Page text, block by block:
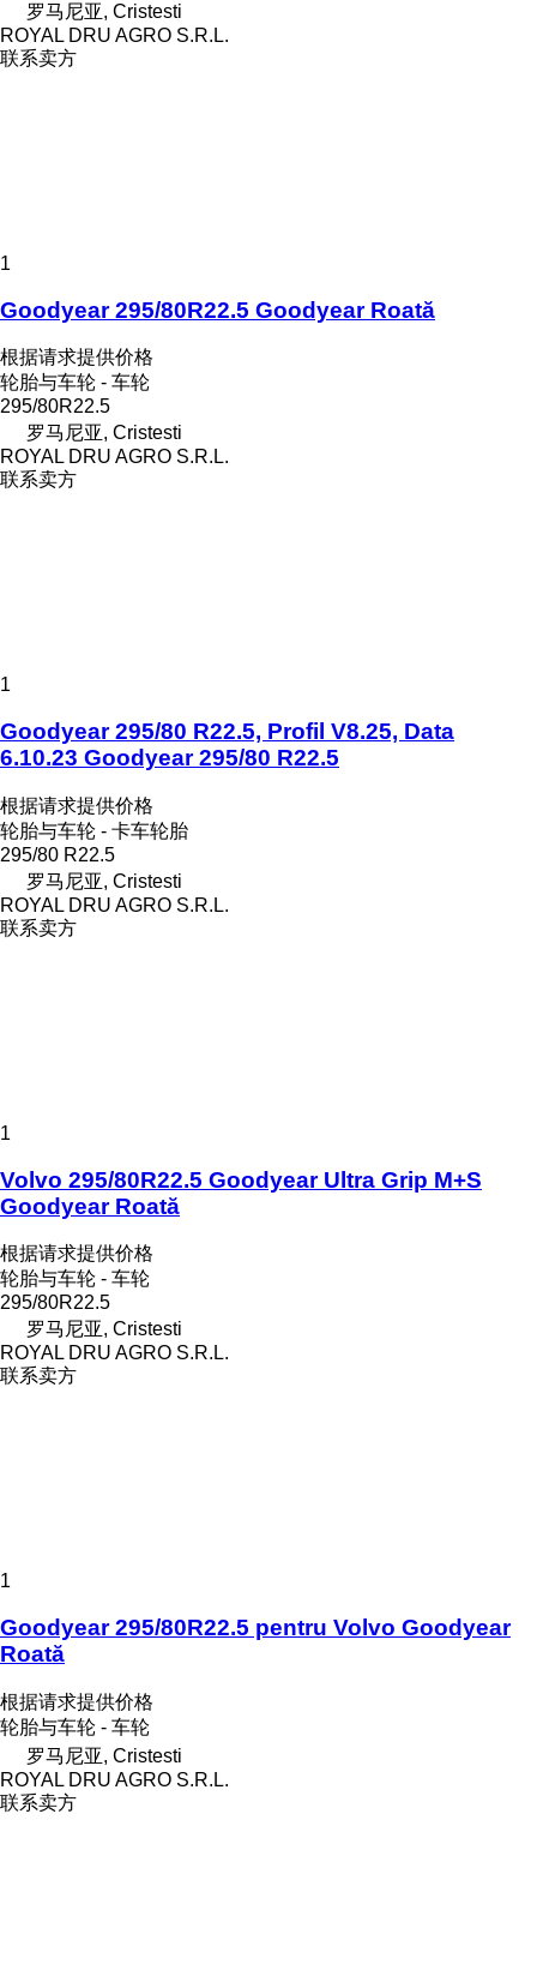
罗马尼亚, Cristesti
ROYAL DRU AGRO S.R.L.
联系卖方
1
Goodyear 295/80R22.5 Goodyear Roată
根据请求提供价格
轮胎与车轮 - 车轮
295/80R22.5
罗马尼亚, Cristesti
ROYAL DRU AGRO S.R.L.
联系卖方
1
Goodyear 295/80 R22.5, Profil V8.25, Data
6.10.23 Goodyear 295/80 R22.5
根据请求提供价格
轮胎与车轮 - 卡车轮胎
295/80 R22.5
罗马尼亚, Cristesti
ROYAL DRU AGRO S.R.L.
联系卖方
1
Volvo 295/80R22.5 Goodyear Ultra Grip M+S
Goodyear Roată
根据请求提供价格
轮胎与车轮 - 车轮
295/80R22.5
罗马尼亚, Cristesti
ROYAL DRU AGRO S.R.L.
联系卖方
1
Goodyear 295/80R22.5 pentru Volvo Goodyear
Roată
根据请求提供价格
轮胎与车轮 - 车轮
罗马尼亚, Cristesti
ROYAL DRU AGRO S.R.L.
联系卖方